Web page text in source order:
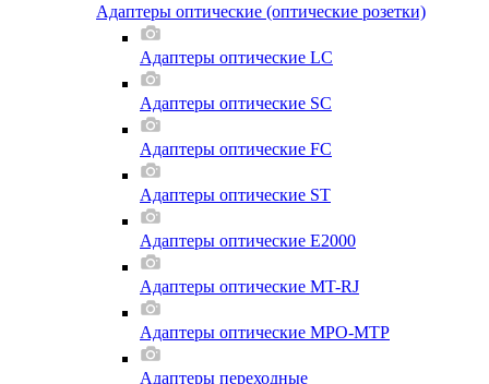
Адаптеры оптические (оптические розетки)
Адаптеры оптические LC
Адаптеры оптические SC
Адаптеры оптические FC
Адаптеры оптические ST
Адаптеры оптические E2000
Адаптеры оптические MT-RJ
Адаптеры оптические MPO-MTP
Адаптеры переходные